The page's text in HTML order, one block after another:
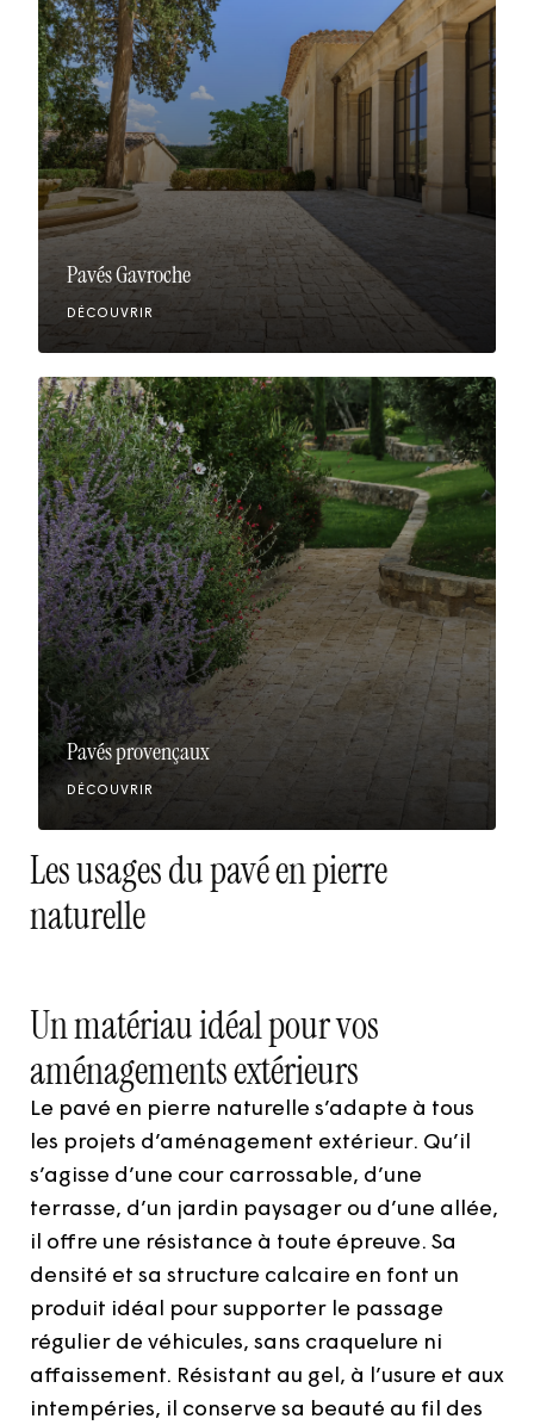
Pavés Gavroche
DÉCOUVRIR
Pavés provençaux
DÉCOUVRIR
Les usages du pavé en pierre
naturelle
Un matériau idéal pour vos
aménagements extérieurs
Le pavé en pierre naturelle s’adapte à tous
les projets d’aménagement extérieur. Qu’il
s’agisse d’une cour carrossable, d’une
terrasse, d’un jardin paysager ou d’une allée,
il offre une résistance à toute épreuve. Sa
densité et sa structure calcaire en font un
produit idéal pour supporter le passage
régulier de véhicules, sans craquelure ni
affaissement. Résistant au gel, à l’usure et aux
intempéries, il conserve sa beauté au fil des